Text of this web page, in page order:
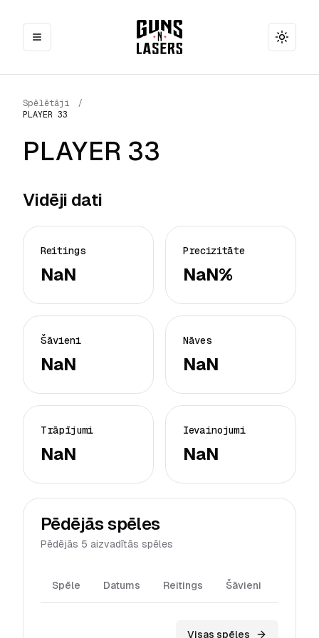
Toggle
Spēlētāji
/
PLAYER 33
PLAYER 33
Vidēji dati
Reitings
NaN
Precizitāte
NaN%
Šāvieni
NaN
Nāves
NaN
Trāpījumi
NaN
Ievainojumi
NaN
Pēdējās spēles
Pēdējās 5 aizvadītās spēles
Spēle Datums Reitings Šāvieni
Visas spēles